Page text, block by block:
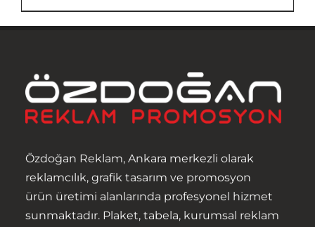
Özdoğan Reklam, Ankara merkezli olarak
reklamcılık, grafik tasarım ve promosyon
ürün üretimi alanlarında profesyonel hizmet
sunmaktadır. Plaket, tabela, kurumsal reklam